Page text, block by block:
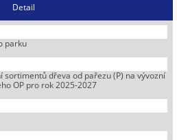
Detail
parku
sortimentů dřeva od pařezu (P) na vývozní
OP pro rok 2025-2027